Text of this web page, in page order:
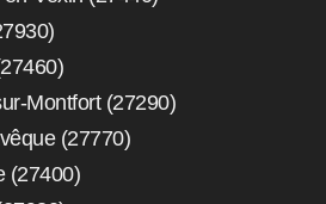
Montfort (27290)
(27770)
(27400)